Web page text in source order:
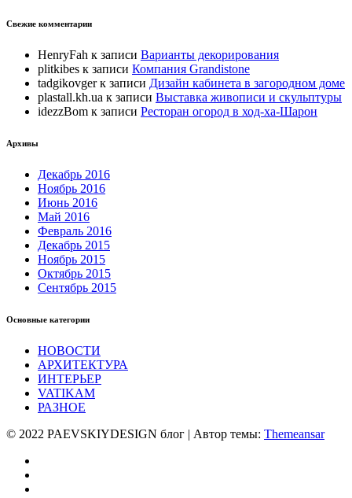
Свежие комментарии
HenryFah к записи Варианты декорирования
plitkibes к записи Компания Grandistone
tadgikovgerк записи Дизайн кабинета в загородном доме
plastall.kh.ua к записи Выставка живописи и скульптуры
idezzBom к записи Ресторан огород в ход-ха-Шарон
Архивы
Декабрь 2016
Ноябрь 2016
Июнь 2016
Май 2016
Февраль 2016
Декабрь 2015
Ноябрь 2015
Октябрь 2015
Сентябрь 2015
Основные категории
НОВОСТИ
АРХИТЕКТУРА
ИНТЕРЬЕР
VATIKAM
РАЗНОЕ
© 2022 PAEVSKIYDESIGN блог | Автор темы: Themeansar